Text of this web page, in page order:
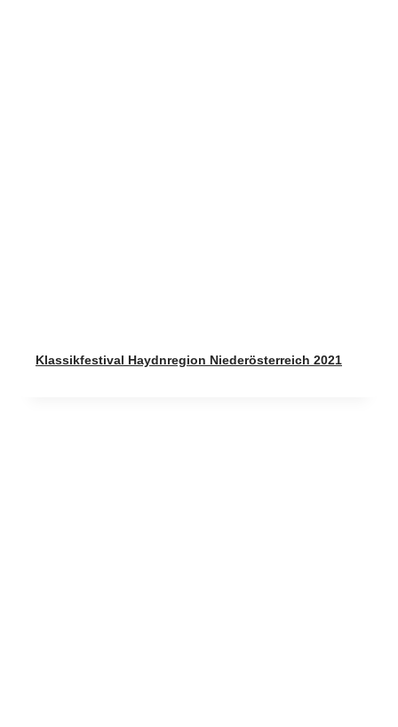
Klassikfestival Haydnregion Niederösterreich 2021